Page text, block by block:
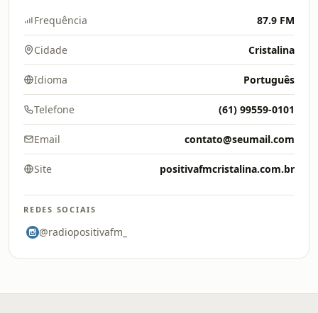
Frequência 87.9 FM
Cidade Cristalina
Idioma Português
Telefone (61) 99559-0101
Email contato@seumail.com
Site positivafmcristalina.com.br
REDES SOCIAIS
@radiopositivafm_